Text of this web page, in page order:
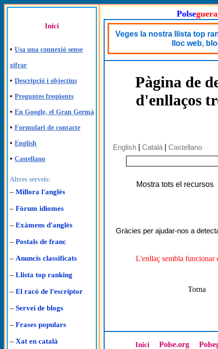
Inici
• Usa una connexió sense
xifrar
• Descripció i objectius
• Preguntes freqüents
• En Google, el Gran Germà
• Formulari de contacte
• English
• Castellano
Altres serveis:
– Millora l'anglès
– Fòrum idiomes
– Exàmens d'anglès
– Postals de franc
– Anuncis classificats
– Llista top ranking
– El racó de l'escriptor
– Servei de blogs
– Frases populars
– Xat en català
Polseguera
Veges la nostra llista top
lloc web,
Pàgina de
d'enllaços
English Català Castellano
Mostra tots el recursos
Gràcies per ajudar-nos a
L'enllaç sembla funcionar
Torna
Inici Polse.org